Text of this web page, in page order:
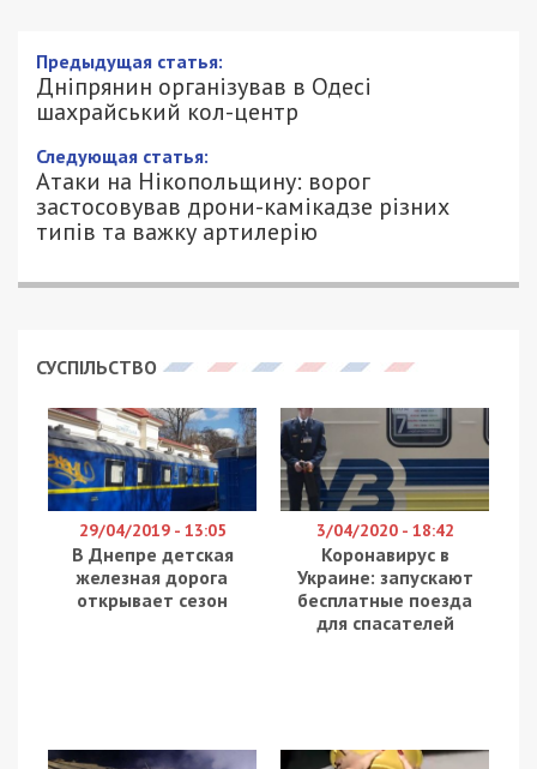
Предыдущая статья:
Дніпрянин організував в Одесі
шахрайський кол-центр
Следующая статья:
Атаки на Нікопольщину: ворог
застосовував дрони-камікадзе різних
типів та важку артилерію
СУСПІЛЬСТВО
29/04/2019 - 13:05
В Днепре детская
железная дорога
открывает сезон
3/04/2020 - 18:42
Коронавирус в
Украине: запускают
бесплатные поезда
для спасателей